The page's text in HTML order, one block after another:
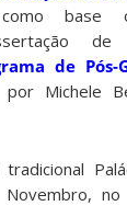
base
de
de Pós-
por Michele
Novembro,